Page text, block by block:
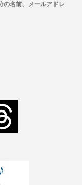
の名前、メールアドレ